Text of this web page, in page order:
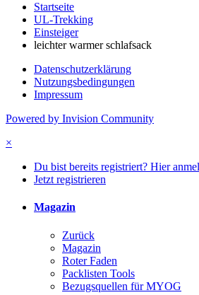
Startseite
UL-Trekking
Einsteiger
leichter warmer schlafsack
Datenschutzerklärung
Nutzungsbedingungen
Impressum
Powered by Invision Community
×
Du bist bereits registriert? Hier
Jetzt registrieren
Magazin
Zurück
Magazin
Roter Faden
Packlisten Tools
Bezugsquellen für MYOG